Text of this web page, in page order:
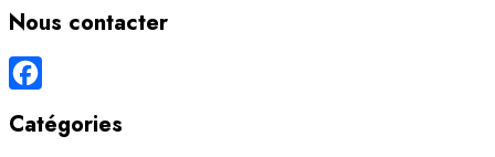
Nous contacter
Catégories